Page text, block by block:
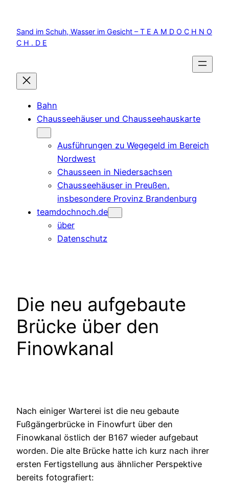
springen
Sand im Schuh, Wasser im Gesicht – T E A M D O C H N O
C H . D E
Bahn
Chausseehäuser und Chausseehauskarte
Ausführungen zu Wegegeld im Bereich
Nordwest
Chausseen in Niedersachsen
Chausseehäuser in Preußen,
insbesondere Provinz Brandenburg
teamdochnoch.de
über
Datenschutz
Die neu aufgebaute
Brücke über den
Finowkanal
Nach einiger Warterei ist die neu gebaute
Fußgängerbrücke in Finowfurt über den
Finowkanal östlich der B167 wieder aufgebaut
worden. Die alte Brücke hatte ich kurz nach ihrer
ersten Fertigstellung aus ähnlicher Perspektive
bereits fotografiert: